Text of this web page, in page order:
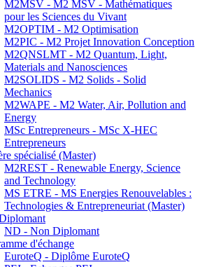
M2MSV - M2 MSV - Mathématiques
pour les Sciences du Vivant
M2OPTIM - M2 Optimisation
M2PIC - M2 Projet Innovation Conception
M2QNSLMT - M2 Quantum, Light,
Materials and Nanosciences
M2SOLIDS - M2 Solids - Solid
Mechanics
M2WAPE - M2 Water, Air, Pollution and
Energy
MSc Entrepreneurs - MSc X-HEC
Entrepreneurs
spécialisé (Master)
M2REST - Renewable Energy, Science
and Technology
MS ETRE - MS Energies Renouvelables :
Technologies & Entrepreneuriat (Master)
ND - Non Diplomant
d'échange
EuroteQ - Diplôme EuroteQ